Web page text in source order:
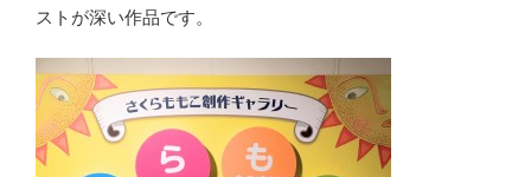
ストが深い作品です。